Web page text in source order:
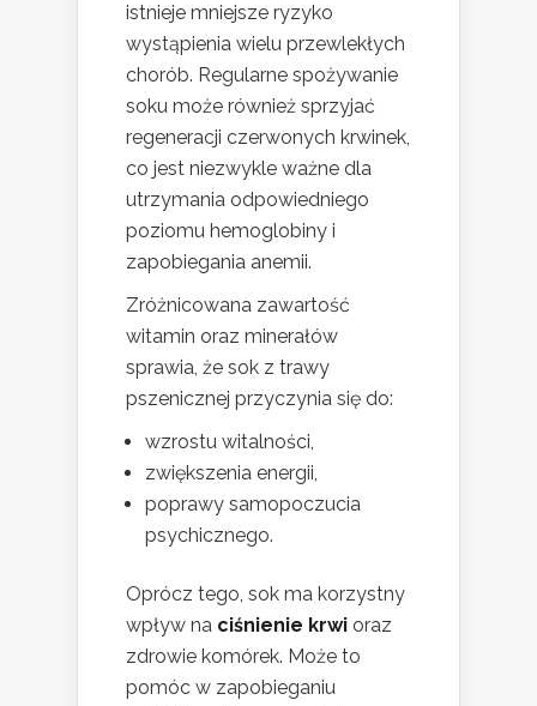
istnieje mniejsze ryzyko
wystąpienia wielu przewlekłych
chorób. Regularne spożywanie
soku może również sprzyjać
regeneracji czerwonych krwinek,
co jest niezwykle ważne dla
utrzymania odpowiedniego
poziomu hemoglobiny i
zapobiegania anemii.
Zróżnicowana zawartość
witamin oraz minerałów
sprawia, że sok z trawy
pszenicznej przyczynia się do:
wzrostu witalności,
zwiększenia energii,
poprawy samopoczucia
psychicznego.
Oprócz tego, sok ma korzystny
wpływ na ciśnienie krwi oraz
zdrowie komórek. Może to
pomóc w zapobieganiu